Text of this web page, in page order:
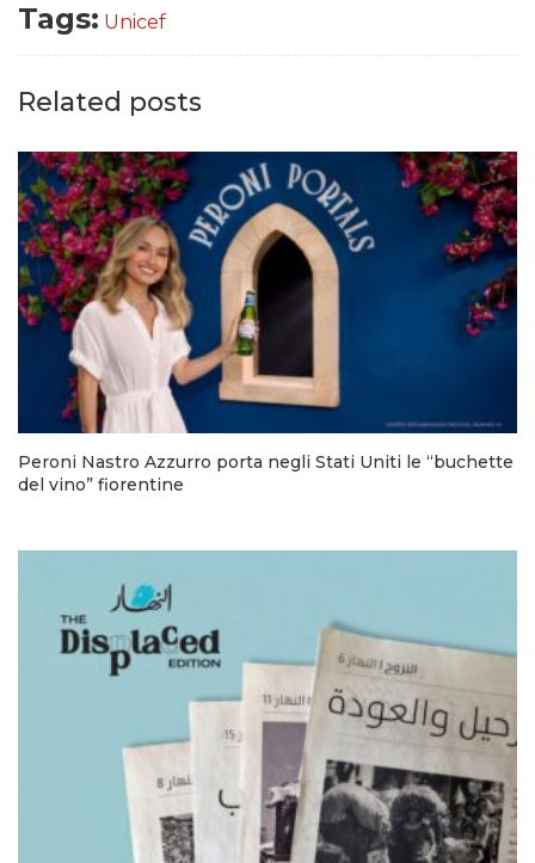
Tags: Unicef
Related posts
Peroni Nastro Azzurro porta negli Stati Uniti le “buchette
del vino” fiorentine